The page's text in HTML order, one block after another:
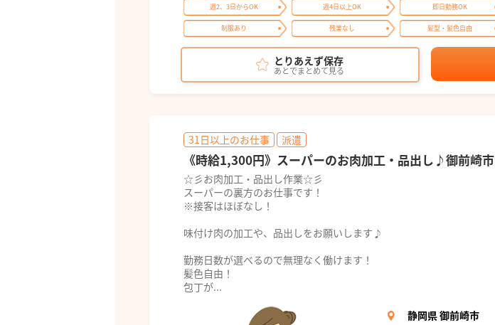
週2、3日からOK 週4日以上OK 即日勤務OK
制服あり 残業なし 髪型・髪色自由
とりあえず保存
あとでまとめて見る
31日以上のお仕事 派遣
《時給1,300円》スーパーのお肉加工・品出し♪御前崎市
☆彡お肉加工・品出し作業☆彡
スーパーの裏方のお仕事です！
※接客はほぼなし！
味付け肉の加工や、品出しをお願いします♪
勤務日数が選べるので無理なく働けます！
髪色自由！
包丁が...
静岡県 御前崎市